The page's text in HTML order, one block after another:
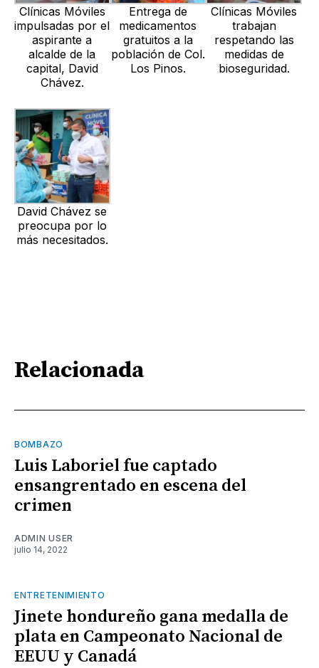
Clínicas Móviles
impulsadas por el
aspirante a
alcalde de la
capital, David
Chávez.
Entrega de
medicamentos
gratuitos a la
población de Col.
Los Pinos.
Clínicas Móviles
trabajan
respetando las
medidas de
bioseguridad.
David Chávez se
preocupa por lo
más necesitados.
Relacionada
BOMBAZO
Luis Laboriel fue captado
ensangrentado en escena del
crimen
ADMIN USER
julio 14, 2022
ENTRETENIMIENTO
Jinete hondureño gana medalla de
plata en Campeonato Nacional de
EEUU y Canadá